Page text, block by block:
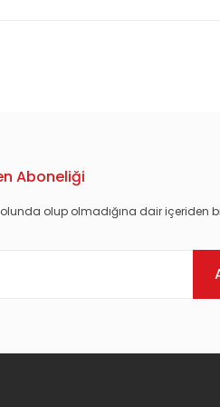
Aboneliği
olup olmadığına dair içeriden